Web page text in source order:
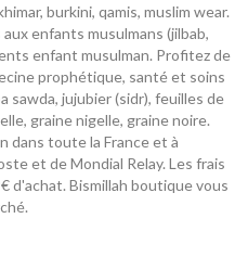
burkini, qamis, muslim wear.
enfants musulmans (jilbab,
enfant musulman. Profitez de
prophétique, santé et soins
sawda, jujubier (sidr), feuilles de
graine nigelle, graine noire.
dans toute la France et à
et de Mondial Relay. Les frais
d'achat. Bismillah boutique vous